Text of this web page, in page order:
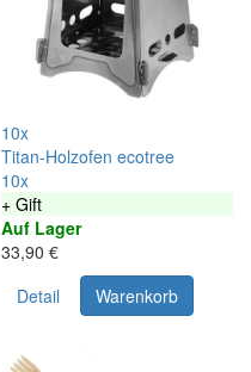
10x
Titan-Holzofen ecotree
10x
+ Gift
Auf Lager
33,90 €
Detail
Warenkorb